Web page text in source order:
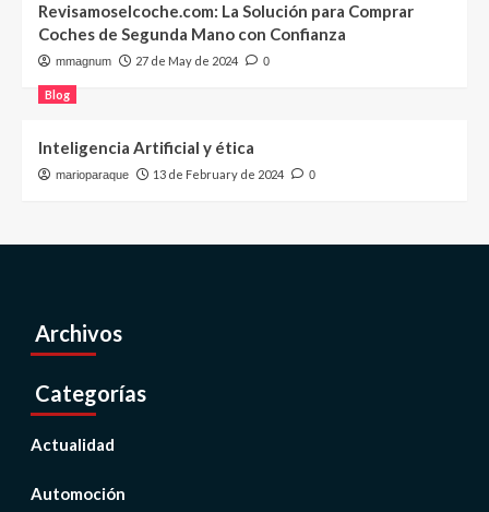
Revisamoselcoche.com: La Solución para Comprar
Coches de Segunda Mano con Confianza
mmagnum 27 de May de 2024 0
Blog
Inteligencia Artificial y ética
marioparaque 13 de February de 2024 0
Archivos
Categorías
Actualidad
Automoción